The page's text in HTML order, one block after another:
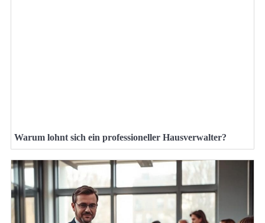
Warum lohnt sich ein professioneller Hausverwalter?